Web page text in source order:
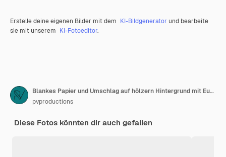
Erstelle deine eigenen Bilder mit dem KI-Bildgenerator und bearbeite
sie mit unserem KI-Fotoeditor.
Blankes Papier und Umschlag auf hölzern Hintergrund mit Eukalyptuszweigen flach gelegt
pvproductions
Diese Fotos könnten dir auch gefallen